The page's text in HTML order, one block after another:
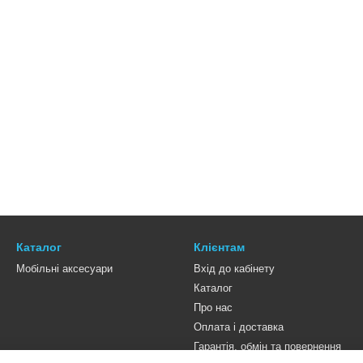
Каталог
Мобільні аксесуари
Клієнтам
Вхід до кабінету
Каталог
Про нас
Оплата і доставка
Гарантія, обмін та повернення